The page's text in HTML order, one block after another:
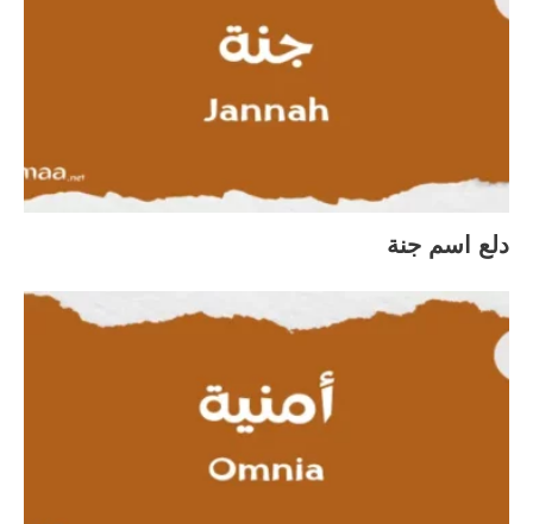
دلع اسم جنة